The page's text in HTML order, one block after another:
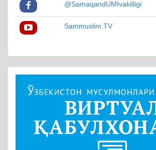
@SamaqandUMIvakilligi
Sammuslim.TV